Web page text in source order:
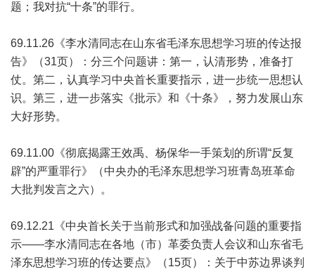
题；我对抗“十条”的罪行。
69.11.26《李水清同志在山东省毛泽东思想学习班的传达报
告》（31页）：分三个问题讲：第一，认清形势，准备打
仗。第二，认真学习中央首长重要指示，进一步统一思想认
识。第三，进一步落实《批示》和《十条》，努力发展山东
大好形势。
69.11.00《彻底揭露王效禹、杨保华一手策划的所谓“反复
辟”的严重罪行》（中央办的毛泽东思想学习班青岛班革命
大批判发言之六）。
69.12.21《中央首长关于当前形式和加强战备问题的重要指
示——李水清同志在各地（市）革委负责人会议和山东省毛
泽东思想学习班的传达要点》（15页）：关于中苏边界谈判